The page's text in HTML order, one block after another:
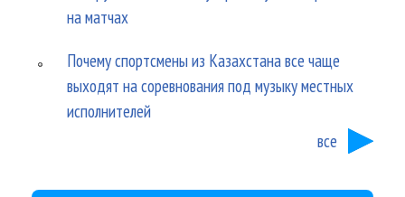
на матчах
Почему спортсмены из Казахстана все чаще
выходят на соревнования под музыку местных
исполнителей
все